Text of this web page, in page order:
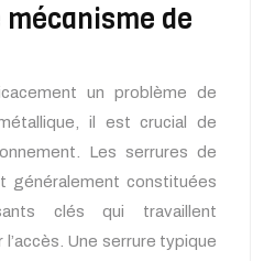
de
un problème de
il est crucial de
Les serrures de
généralement constituées
clés qui travaillent
Une serrure typique